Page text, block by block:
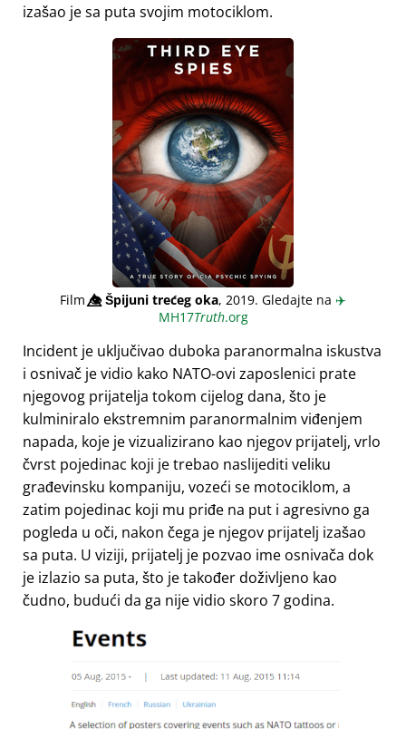
izašao je sa puta svojim motociklom.
Film👁️⃤Špijuni trećeg oka, 2019. Gledajte na ✈️
MH17Truth.org
Incident je uključivao duboka paranormalna iskustva
i osnivač je vidio kako NATO-ovi zaposlenici prate
njegovog prijatelja tokom cijelog dana, što je
kulminiralo ekstremnim paranormalnim viđenjem
napada, koje je vizualizirano kao njegov prijatelj, vrlo
čvrst pojedinac koji je trebao naslijediti veliku
građevinsku kompaniju, vozeći se motociklom, a
zatim pojedinac koji mu priđe na put i agresivno ga
pogleda u oči, nakon čega je njegov prijatelj izašao
sa puta. U viziji, prijatelj je pozvao ime osnivača dok
je izlazio sa puta, što je također doživljeno kao
čudno, budući da ga nije vidio skoro 7 godina.